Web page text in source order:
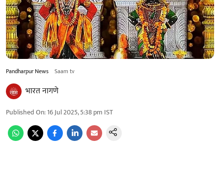
Pandharpur News Saam tv
भारत नागणे
Published On:16 Jul 2025, 5:38 pm IST